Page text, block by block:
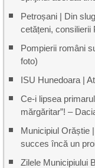
Petroșani | Din
cetățeni, consilierii
Pompierii români
foto)
ISU Hunedoara |
Ce-i lipsea
mărgăritar”! –
Municipiul Orăștie
succes încă un
Zilele Municipiului